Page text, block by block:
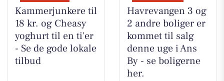
Kammerjunkere til
18 kr. og Cheasy
yoghurt til en ti'er
- Se de gode lokale
tilbud
Havrevangen 3 og
2 andre boliger er
kommet til salg
denne uge i Ans
By - se boligerne
her.